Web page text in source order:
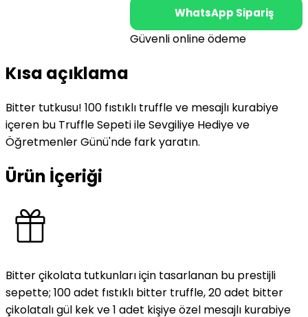
WhatsApp Sipariş
Güvenli online ödeme
Kısa açıklama
Bitter tutkusu! 100 fıstıklı truffle ve mesajlı kurabiye
içeren bu Truffle Sepeti ile Sevgiliye Hediye ve
Öğretmenler Günü'nde fark yaratın.
Ürün İçeriği
Bitter çikolata tutkunları için tasarlanan bu prestijli
sepette; 100 adet fıstıklı bitter truffle, 20 adet bitter
çikolatalı gül kek ve 1 adet kişiye özel mesajlı kurabiye